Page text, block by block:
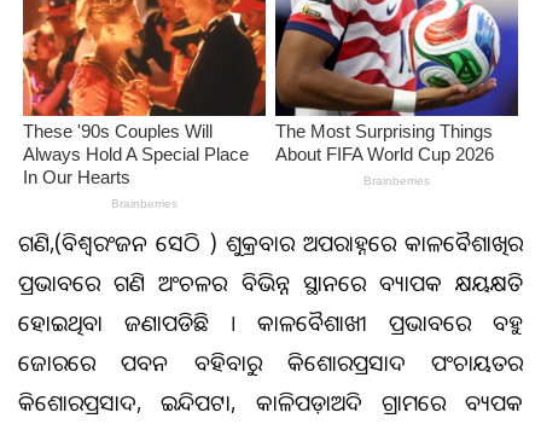
ଗଣିଆ,(ବିଶ୍ୱରଂଜନ ସେଠି ) ଶୁକ୍ରବାର ଅପରାହ୍ନରେ କାଳବୈଶାଖିର
ପ୍ରଭାବରେ ଗଣିଆ ଅଂଚଳର ବିଭିନ୍ନ ସ୍ଥାନରେ ବ୍ୟାପକ କ୍ଷୟକ୍ଷତି
ହୋଇଥିବା ଜଣାପଡିଛି । କାଳବୈଶାଖୀ ପ୍ରଭାବରେ ବହୁ
ଜୋରରେ ପବନ ବହିବାରୁ କିଶୋରପ୍ରସାଦ ପଂଚାୟତର
କିଶୋରପ୍ରସାଦ, ଇନ୍ଦିପଟା, କାଳିଆପଡ଼ାଅଦି ଗ୍ରାମରେ ବ୍ୟପକ